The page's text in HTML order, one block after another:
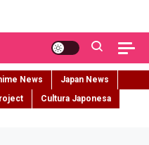
News
Japan News
Cultura Japonesa